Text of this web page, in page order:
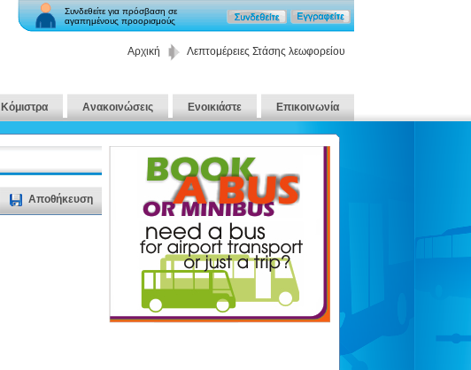
Συνδεθείτε για πρόσβαση σε
αγαπημένους προορισμούς
Αρχική Λεπτομέρειες Στάσης λεωφορείου
Κόμιστρα Ανακοινώσεις Ενοικιάστε Επικοινωνία
Αποθήκευση